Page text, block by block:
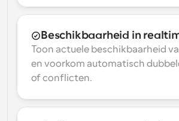
Beschikbaarheid in
Toon actuele beschikbaarheid
en voorkom automatisch
of conflicten.